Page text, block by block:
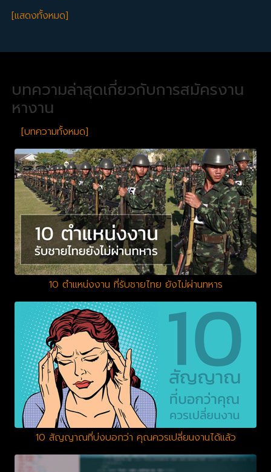
[แสดงทั้งหมด]
บทความล่าสุดเกี่ยวกับการสมัครงาน
หางาน
[บทความทั้งหมด]
10 ตำแหน่งงาน ที่รับชายไทย ยังไม่ผ่านทหาร
10 สัญญาณที่บ่งบอกว่า คุณควรเปลี่ยนงานได้แล้ว